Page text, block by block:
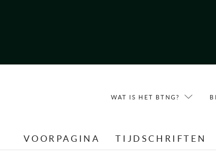
WAT IS HET BTNG?
VOORPAGINA TIJDSCHRIFTEN